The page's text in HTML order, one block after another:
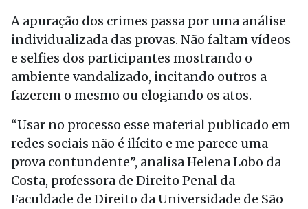
A apuração dos crimes passa por uma análise
individualizada das provas. Não faltam vídeos
e selfies dos participantes mostrando o
ambiente vandalizado, incitando outros a
fazerem o mesmo ou elogiando os atos.
“Usar no processo esse material publicado em
redes sociais não é ilícito e me parece uma
prova contundente”, analisa Helena Lobo da
Costa, professora de Direito Penal da
Faculdade de Direito da Universidade de São